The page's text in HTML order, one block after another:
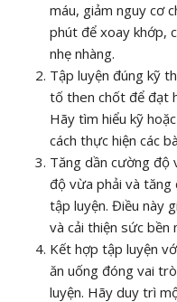
máu, giảm nguy cơ
phút để xoay khớp,
nhẹ nhàng.
Tập luyện đúng kỹ
tố then chốt để đạt
Hãy tìm hiểu kỹ
cách thực hiện các
Tăng dần cường độ
độ vừa phải và tăng
tập luyện. Điều này
và cải thiện sức bền
Kết hợp tập luyện
ăn uống đóng vai
luyện. Hãy duy trì